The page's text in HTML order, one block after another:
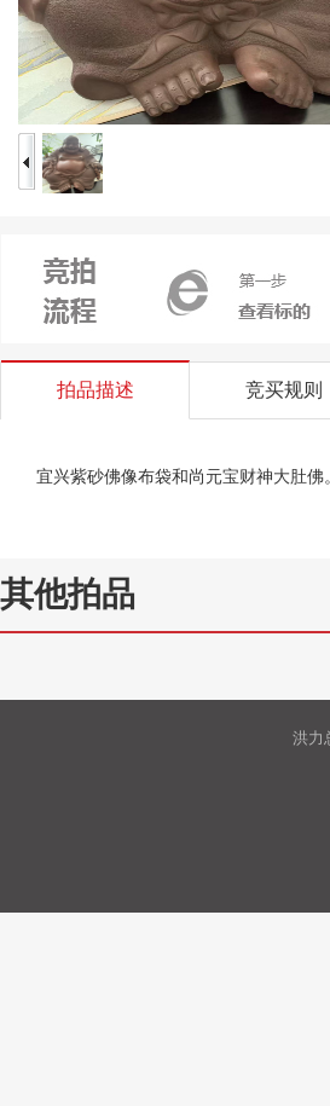
拍品描述 竞买规则
宜兴紫砂佛像布袋和尚元宝财神大肚佛
其他拍品
洪力